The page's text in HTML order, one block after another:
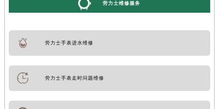
劳力士维修服务
劳力士手表进水维修
劳力士手表走时问题维修